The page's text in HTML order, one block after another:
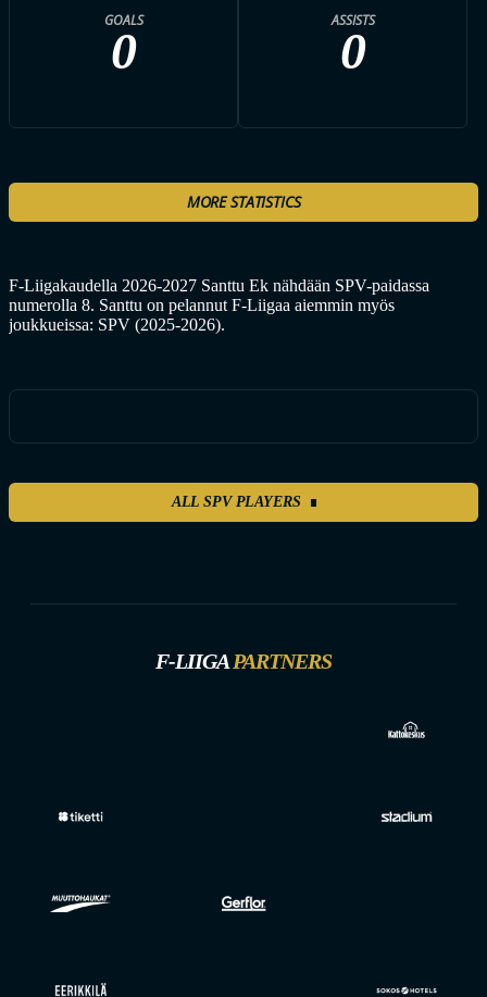
GOALS
0
ASSISTS
0
MORE STATISTICS
F-Liigakaudella 2026-2027 Santtu Ek nähdään SPV-paidassa
numerolla 8. Santtu on pelannut F-Liigaa aiemmin myös
joukkueissa: SPV (2025-2026).
ALL SPV PLAYERS
F-LIIGAPARTNERS